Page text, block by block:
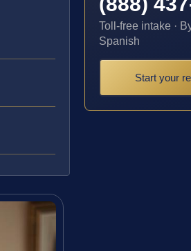
Toll-free intake ·
Spanish
Start your